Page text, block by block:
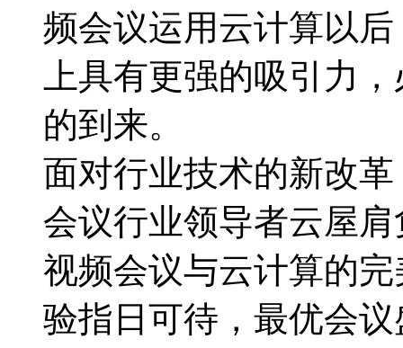
频会议运用云计算以
上具有更强的吸引力
的到来。
面对行业技术的新改革
会议行业领导者云屋
视频会议与云计算的
验指日可待，最优会